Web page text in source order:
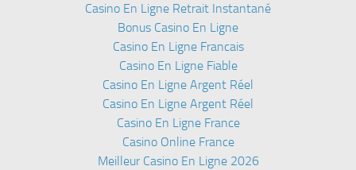
Casino En Ligne Retrait Instantané
Bonus Casino En Ligne
Casino En Ligne Francais
Casino En Ligne Fiable
Casino En Ligne Argent Réel
Casino En Ligne Argent Réel
Casino En Ligne France
Casino Online France
Meilleur Casino En Ligne 2026